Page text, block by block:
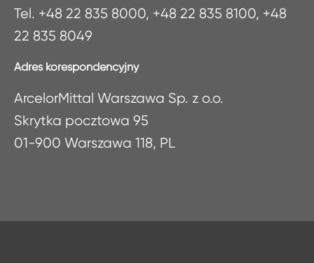
Tel. +48 22 835 8000, +48 22 835 8100, +48
22 835 8049
Adres korespondencyjny
ArcelorMittal Warszawa Sp. z o.o.
Skrytka pocztowa 95
01-900 Warszawa 118, PL